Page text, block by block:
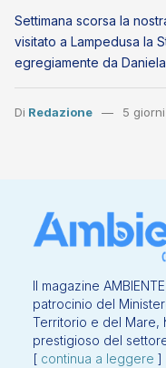
Settimana scorsa la
visitato a Lampedusa la
egregiamente da
Di Redazione 5
Il magazine
patrocinio del
Territorio e del Mare,
prestigioso del
[ continua a leggere ]